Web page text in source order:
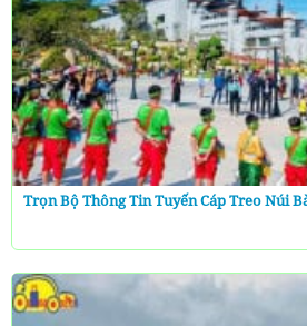
Trọn Bộ Thông Tin Tuyến Cáp Treo Núi